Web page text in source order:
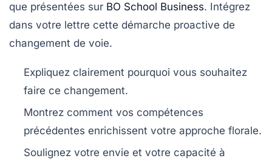
que présentées sur BO School Business. Intégrez
dans votre lettre cette démarche proactive de
changement de voie.
Expliquez clairement pourquoi vous souhaitez
faire ce changement.
Montrez comment vos compétences
précédentes enrichissent votre approche florale.
Soulignez votre envie et votre capacité à